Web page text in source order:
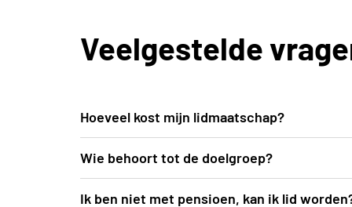
Veelgestelde
Hoeveel kost mijn lidmaatschap?
50 euro per persoon per jaar
Wie behoort tot de doelgroep?
Alle actieve senioren die samen een leuke
Ik ben niet met pensioen, kan ik lid